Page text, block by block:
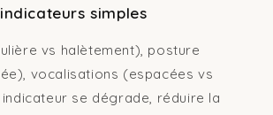
simples
vs halètement), posture
vocalisations (espacées vs
indicateur se dégrade, réduire la